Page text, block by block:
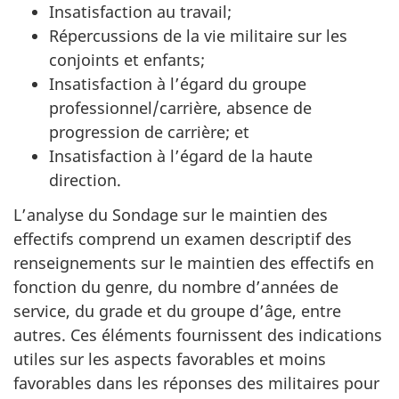
Insatisfaction au travail;
Répercussions de la vie militaire sur les
conjoints et enfants;
Insatisfaction à l’égard du groupe
professionnel/carrière, absence de
progression de carrière; et
Insatisfaction à l’égard de la haute
direction.
L’analyse du Sondage sur le maintien des
effectifs comprend un examen descriptif des
renseignements sur le maintien des effectifs en
fonction du genre, du nombre d’années de
service, du grade et du groupe d’âge, entre
autres. Ces éléments fournissent des indications
utiles sur les aspects favorables et moins
favorables dans les réponses des militaires pour